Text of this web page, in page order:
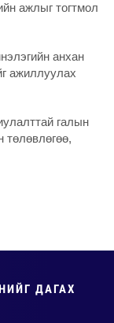
ажлыг тогтмол
анхан
ажиллуулах
галын
төлөвлөгөө,
ДАГАХ